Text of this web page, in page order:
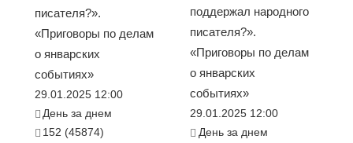
писателя?».
«Приговоры по делам
о январских
событиях»
29.01.2025 12:00
День за днем
152 (45874)
поддержал народного
писателя?».
«Приговоры по делам
о январских
событиях»
29.01.2025 12:00
День за днем